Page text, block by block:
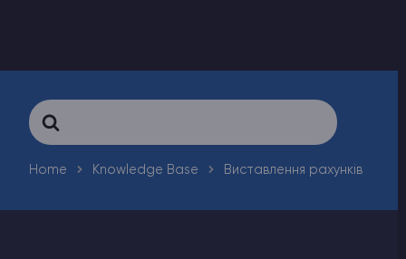
Search
For
Home Knowledge Base Виставлення рахунків